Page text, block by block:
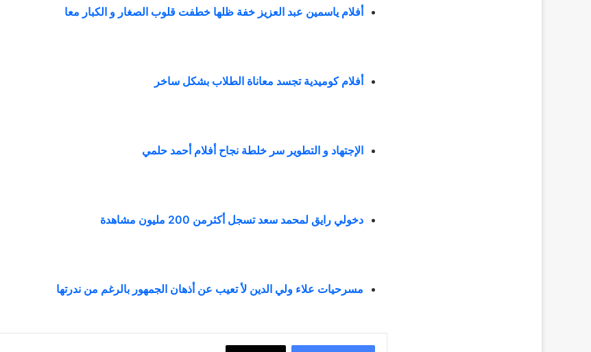
أفلام ياسمين عبد العزيز خفة ظلها خطفت قلوب الصغار و الكبار معا
أفلام كوميدية تجسد معاناة الطلاب بشكل ساخر
الإجتهاد و التطوير سر خلطة نجاح أفلام أحمد حلمي
دخولي رايق لمحمد سعد تسجل أكثرمن 200 مليون مشاهدة
مسرحيات علاء ولي الدين لأ تعيب عن أذهان الجمهور بالرغم من ندرتها